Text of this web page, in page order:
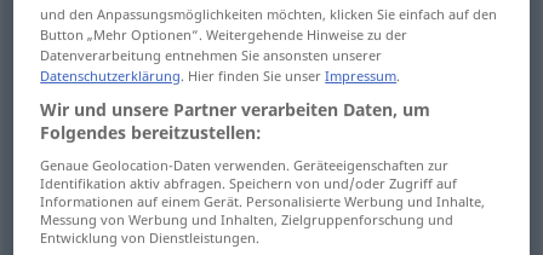
[jú] Partie beim Spiel
[chǎng] Partie
结婚对象
Heiratsmöglichkeit
und den Anpassungsmöglichkeiten möchten, klicken Sie einfach auf den
Button „Mehr Optionen“. Weitergehende Hinweise zu der
Datenverarbeitung entnehmen Sie ansonsten unserer
Datenschutzerklärung. Hier finden Sie unserImpressum.
Wir und unsere Partner verarbeiten Daten, um
Folgendes bereitzustellen:
Genaue Geolocation-Daten verwenden. Geräteeigenschaften zur
Identifikation aktiv abfragen. Speichern von und/oder Zugriff auf
Informationen auf einem Gerät. Personalisierte Werbung und Inhalte,
Messung von Werbung und Inhalten, Zielgruppenforschung und
Entwicklung von Dienstleistungen.